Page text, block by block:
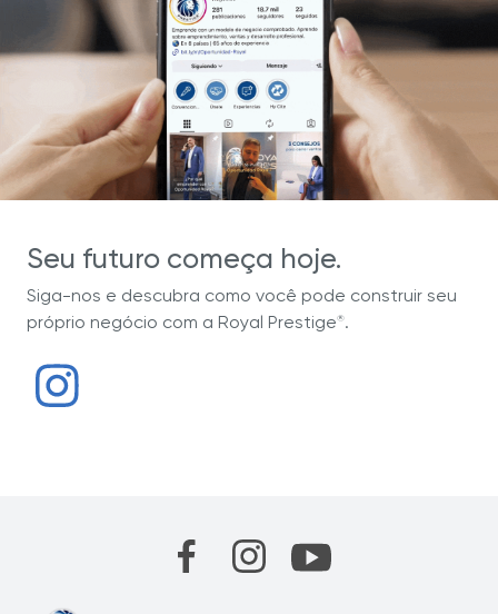
Seu futuro começa hoje.
Siga-nos e descubra como você pode construir seu
próprio negócio com a Royal Prestige®.